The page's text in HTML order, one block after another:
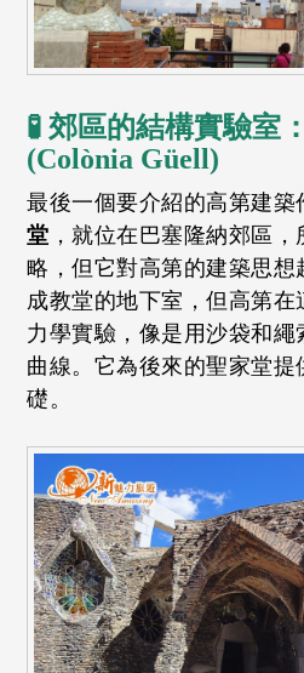
🧪 郊區的結構實驗室
(Colònia Güell)
最後一個要介紹的高第建築
堂 ，就位在巴塞隆納郊區
略，但它對高第的建築思
成教堂的地下室，但高第
力學實驗，像是用沙袋和繩
曲線。它為後來的聖家堂提
礎。